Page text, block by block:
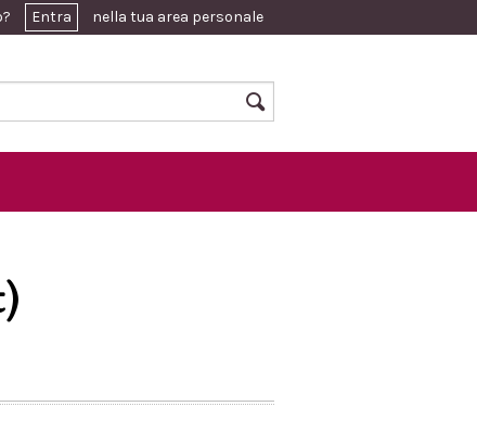
Entra nella tua area personale